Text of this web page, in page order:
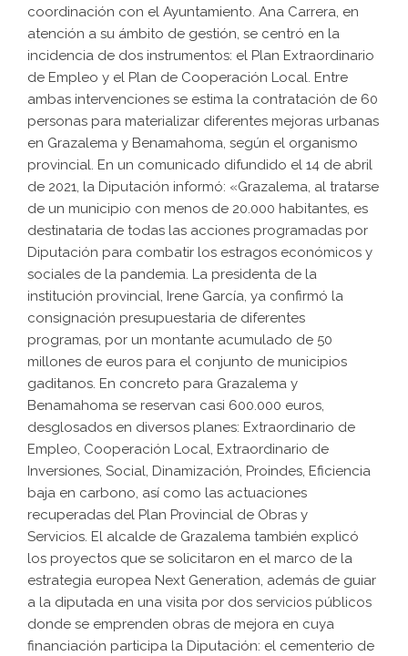
coordinación con el Ayuntamiento. Ana Carrera, en
atención a su ámbito de gestión, se centró en la
incidencia de dos instrumentos: el Plan Extraordinario
de Empleo y el Plan de Cooperación Local. Entre
ambas intervenciones se estima la contratación de 60
personas para materializar diferentes mejoras urbanas
en Grazalema y Benamahoma, según el organismo
provincial. En un comunicado difundido el 14 de abril
de 2021, la Diputación informó: «Grazalema, al tratarse
de un municipio con menos de 20.000 habitantes, es
destinataria de todas las acciones programadas por
Diputación para combatir los estragos económicos y
sociales de la pandemia. La presidenta de la
institución provincial, Irene García, ya confirmó la
consignación presupuestaria de diferentes
programas, por un montante acumulado de 50
millones de euros para el conjunto de municipios
gaditanos. En concreto para Grazalema y
Benamahoma se reservan casi 600.000 euros,
desglosados en diversos planes: Extraordinario de
Empleo, Cooperación Local, Extraordinario de
Inversiones, Social, Dinamización, Proindes, Eficiencia
baja en carbono, así como las actuaciones
recuperadas del Plan Provincial de Obras y
Servicios. El alcalde de Grazalema también explicó
los proyectos que se solicitaron en el marco de la
estrategia europea Next Generation, además de guiar
a la diputada en una visita por dos servicios públicos
donde se emprenden obras de mejora en cuya
financiación participa la Diputación: el cementerio de